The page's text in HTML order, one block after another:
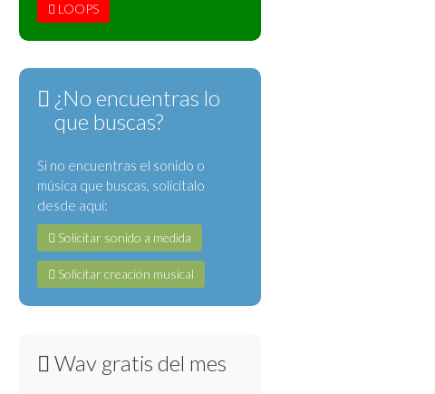
LOOPS
¿No encuentras lo
que buscas?
Si no encuentras el sonido o
música que buscas, solicítalo
desde aquí:
Solicitar sonido a medida
Solicitar creación musical
Wav gratis del mes